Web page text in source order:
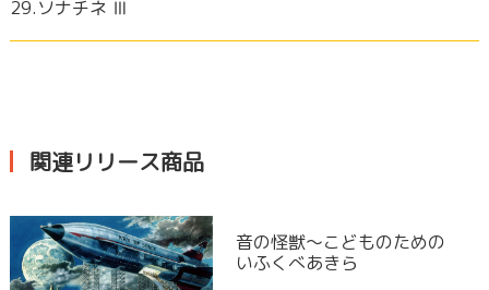
29.ソナチネ Ⅲ
関連リリース商品
音の怪獣～こどものための
いふくべあきら